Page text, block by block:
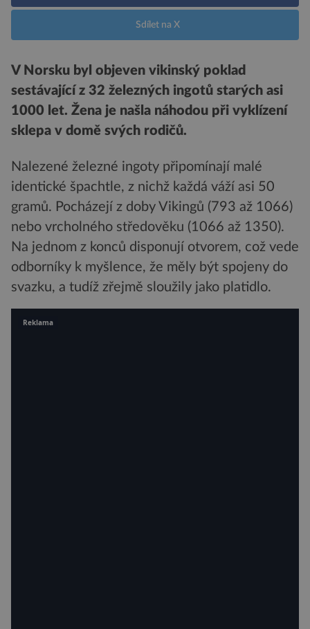
Sdílet na X
V Norsku byl objeven vikinský poklad
sestávající z 32 železných ingotů starých asi
1000 let. Žena je našla náhodou při vyklízení
sklepa v domě svých rodičů.
Nalezené železné ingoty připomínají malé
identické špachtle, z nichž každá váží asi 50
gramů. Pocházejí z doby Vikingů (793 až 1066)
nebo vrcholného středověku (1066 až 1350).
Na jednom z konců disponují otvorem, což vede
odborníky k myšlence, že měly být spojeny do
svazku, a tudíž zřejmě sloužily jako platidlo.
Reklama